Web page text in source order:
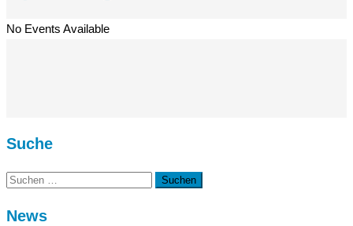
No Events Available
Suche
Suchen
News